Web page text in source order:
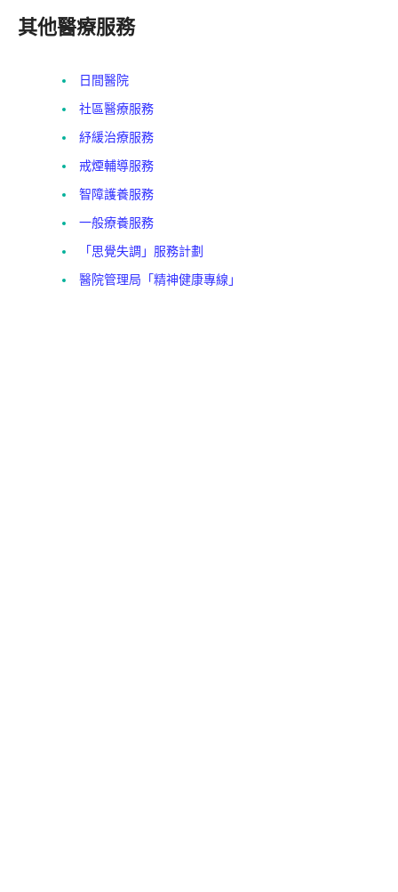
其他醫療服務
日間醫院
社區醫療服務
紓緩治療服務
戒煙輔導服務
智障護養服務
一般療養服務
「思覺失調」服務計劃
醫院管理局「精神健康專線」